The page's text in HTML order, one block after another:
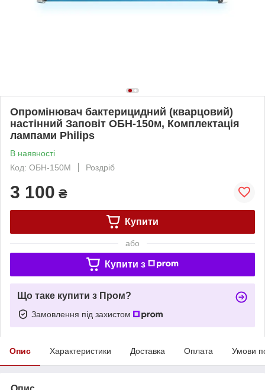
Опромінювач бактерицидний (кварцовий)
настінний Заповіт ОБН-150м, Комплектація
лампами Philips
В наявності
Код: ОБН-150М
Роздріб
3 100 ₴
Купити
або
Купити з
Що таке купити з Пром?
Замовлення під захистом
Опис Характеристики Доставка Оплата Умови